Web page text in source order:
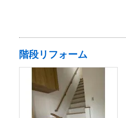
階段リフォーム